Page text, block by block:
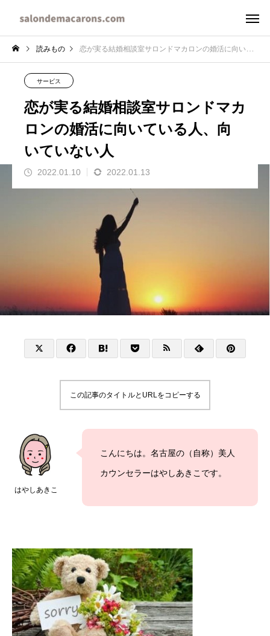
読みもの 恋が実る結婚相談室サロンドマカロンの婚活に向いている人、向いていない人
サービス
恋が実る結婚相談室サロンドマカ
ロンの婚活に向いている人、向
いていない人
2022.01.10 2022.01.13
この記事のタイトルとURLをコピーする
はやしあきこ
こんにちは。名古屋の（自称）美人
カウンセラーはやしあきこです。